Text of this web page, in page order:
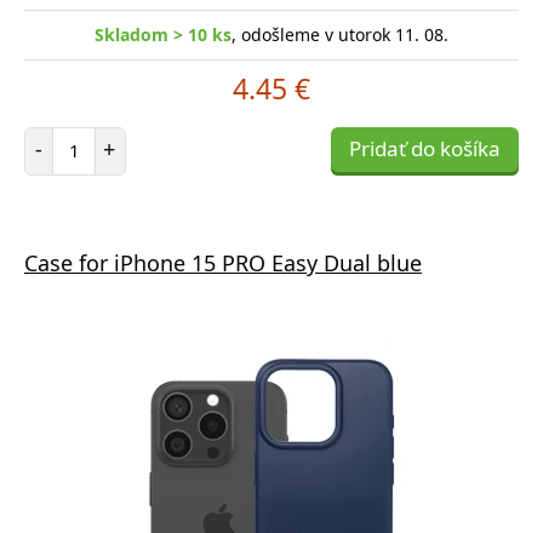
Skladom > 10 ks, odošleme v utorok 11. 08.
4.45 €
- Počet položiek
+ Pridať do košíka
Case for iPhone 15 PRO Easy Dual blue